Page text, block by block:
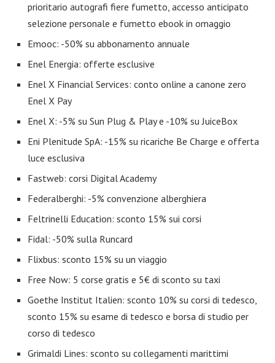
prioritario autografi fiere fumetto, accesso anticipato
selezione personale e fumetto ebook in omaggio
Emooc: -50% su abbonamento annuale
Enel Energia: offerte esclusive
Enel X Financial Services: conto online a canone zero
Enel X Pay
Enel X: -5% su Sun Plug & Play e -10% su JuiceBox
Eni Plenitude SpA: -15% su ricariche Be Charge e offerta
luce esclusiva
Fastweb: corsi Digital Academy
Federalberghi: -5% convenzione alberghiera
Feltrinelli Education: sconto 15% sui corsi
Fidal: -50% sulla Runcard
Flixbus: sconto 15% su un viaggio
Free Now: 5 corse gratis e 5€ di sconto su taxi
Goethe Institut Italien: sconto 10% su corsi di tedesco,
sconto 15% su esame di tedesco e borsa di studio per
corso di tedesco
Grimaldi Lines: sconto su collegamenti marittimi